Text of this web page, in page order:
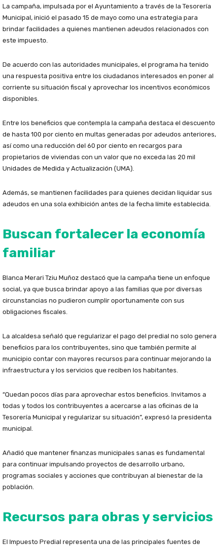
La campaña, impulsada por el Ayuntamiento a través de la Tesorería
Municipal, inició el pasado 15 de mayo como una estrategia para
brindar facilidades a quienes mantienen adeudos relacionados con
este impuesto.
De acuerdo con las autoridades municipales, el programa ha tenido
una respuesta positiva entre los ciudadanos interesados en poner al
corriente su situación fiscal y aprovechar los incentivos económicos
disponibles.
Entre los beneficios que contempla la campaña destaca el descuento
de hasta 100 por ciento en multas generadas por adeudos anteriores,
así como una reducción del 60 por ciento en recargos para
propietarios de viviendas con un valor que no exceda las 20 mil
Unidades de Medida y Actualización (UMA).
Además, se mantienen facilidades para quienes decidan liquidar sus
adeudos en una sola exhibición antes de la fecha límite establecida.
Buscan fortalecer la economía
familiar
Blanca Merari Tziu Muñoz destacó que la campaña tiene un enfoque
social, ya que busca brindar apoyo a las familias que por diversas
circunstancias no pudieron cumplir oportunamente con sus
obligaciones fiscales.
La alcaldesa señaló que regularizar el pago del predial no solo genera
beneficios para los contribuyentes, sino que también permite al
municipio contar con mayores recursos para continuar mejorando la
infraestructura y los servicios que reciben los habitantes.
“Quedan pocos días para aprovechar estos beneficios. Invitamos a
todas y todos los contribuyentes a acercarse a las oficinas de la
Tesorería Municipal y regularizar su situación”, expresó la presidenta
municipal.
Añadió que mantener finanzas municipales sanas es fundamental
para continuar impulsando proyectos de desarrollo urbano,
programas sociales y acciones que contribuyan al bienestar de la
población.
Recursos para obras y servicios
El Impuesto Predial representa una de las principales fuentes de